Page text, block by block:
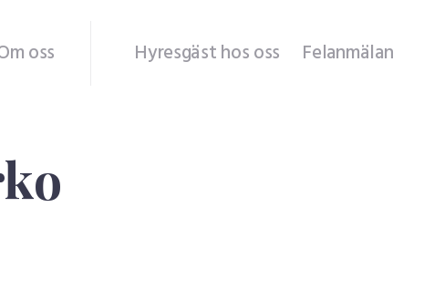
oss Hyresgäst hos oss Felanmälan